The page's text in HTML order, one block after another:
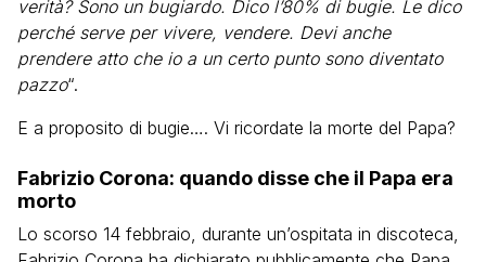
verità? Sono un bugiardo. Dico l’80% di bugie. Le dico
perché serve per vivere, vendere. Devi anche
prendere atto che io a un certo punto sono diventato
pazzo“.
E a proposito di bugie…. Vi ricordate la morte del Papa?
Fabrizio Corona: quando disse che il Papa era
morto
Lo scorso 14 febbraio, durante un’ospitata in discoteca,